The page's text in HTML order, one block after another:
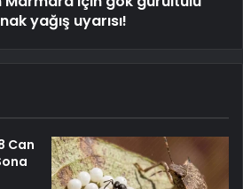
yağış uyarısı!
Can